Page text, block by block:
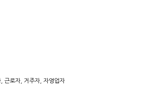
근로자, 거주자, 자영업자